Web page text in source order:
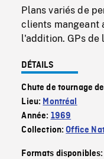
Plans variés de
clients mangeant
l'addition. GPs de
DÉTAILS
Chute de tournage
Lieu: Montréal
Année: 1969
Collection:Office
Formats disponibles: